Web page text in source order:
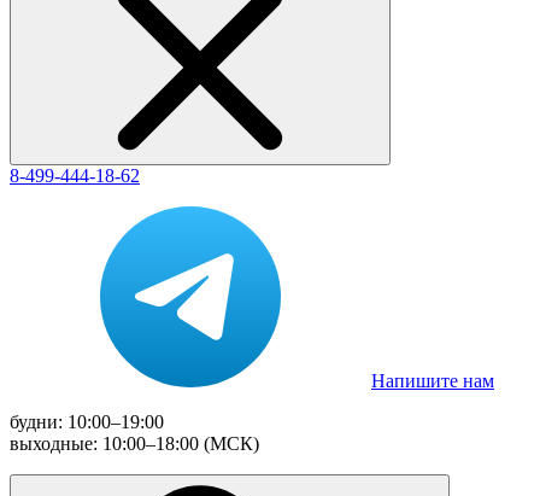
8-499-444-18-62
Напишите нам
будни: 10:00–19:00
выходные: 10:00–18:00 (МСК)